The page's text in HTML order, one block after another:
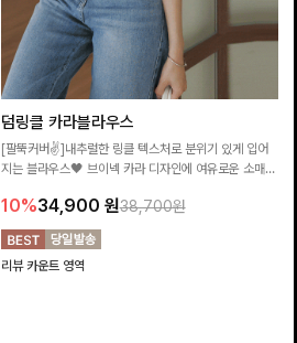
덤링클 카라블라우스
[팔뚝커버✌]내추럴한 링클 텍스처로 분위기 있게 입어
지는 블라우스🖤 브이넥 카라 디자인에 여유로운 소매핏
10%34,900 원38,700원
리뷰 카운트 영역